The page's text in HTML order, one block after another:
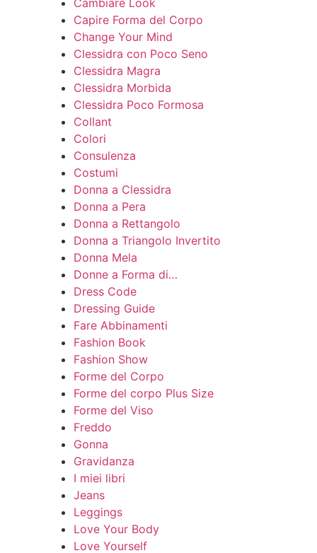
Cambiare Look
Capire Forma del Corpo
Change Your Mind
Clessidra con Poco Seno
Clessidra Magra
Clessidra Morbida
Clessidra Poco Formosa
Collant
Colori
Consulenza
Costumi
Donna a Clessidra
Donna a Pera
Donna a Rettangolo
Donna a Triangolo Invertito
Donna Mela
Donne a Forma di…
Dress Code
Dressing Guide
Fare Abbinamenti
Fashion Book
Fashion Show
Forme del Corpo
Forme del corpo Plus Size
Forme del Viso
Freddo
Gonna
Gravidanza
I miei libri
Jeans
Leggings
Love Your Body
Love Yourself